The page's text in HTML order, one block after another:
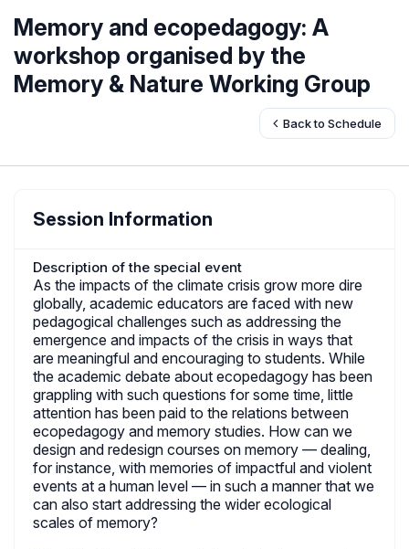
Memory and ecopedagogy: A
workshop organised by the
Memory & Nature Working Group
Back to Schedule
Session Information
Description of the special event
As the impacts of the climate crisis grow more dire
globally, academic educators are faced with new
pedagogical challenges such as addressing the
emergence and impacts of the crisis in ways that
are meaningful and encouraging to students. While
the academic debate about ecopedagogy has been
grappling with such questions for some time, little
attention has been paid to the relations between
ecopedagogy and memory studies. How can we
design and redesign courses on memory — dealing,
for instance, with memories of impactful and violent
events at a human level — in such a manner that we
can also start addressing the wider ecological
scales of memory?